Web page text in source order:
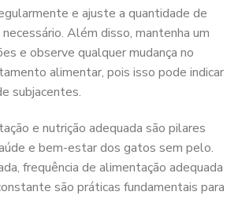
e ajuste a quantidade de
Além disso, mantenha um
e observe qualquer mudança no
alimentar, pois isso pode indicar
subjacentes.
e nutrição adequada são pilares
e bem-estar dos gatos sem pelo.
frequência de alimentação adequada
são práticas fundamentais para